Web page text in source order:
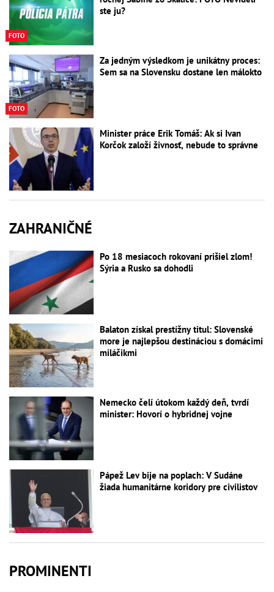
FOTO
ste ju?
FOTO
Za jedným výsledkom je unikátny proces:
Sem sa na Slovensku dostane len málokto
Minister práce Erik Tomáš: Ak si Ivan
Korčok založí živnosť, nebude to správne
ZAHRANIČNÉ
Po 18 mesiacoch rokovaní prišiel zlom!
Sýria a Rusko sa dohodli
Balaton získal prestížny titul: Slovenské
more je najlepšou destináciou s domácimi
miláčikmi
Nemecko čelí útokom každý deň, tvrdí
minister: Hovorí o hybridnej vojne
Pápež Lev bije na poplach: V Sudáne
žiada humanitárne koridory pre civilistov
PROMINENTI